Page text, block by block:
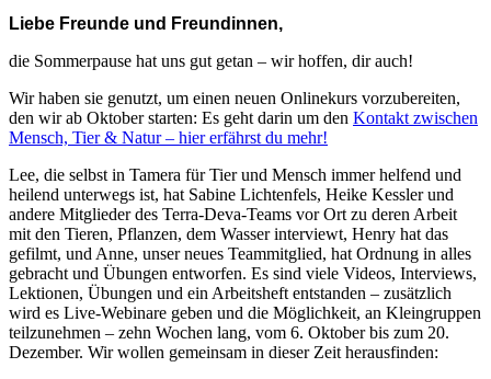
Liebe Freunde und Freundinnen,
die Sommerpause hat uns gut getan – wir hoffen, dir auch!
Wir haben sie genutzt, um einen neuen Onlinekurs vorzubereiten,
den wir ab Oktober starten: Es geht darin um den Kontakt zwischen
Mensch, Tier & Natur – hier erfährst du mehr!
Lee, die selbst in Tamera für Tier und Mensch immer helfend und
heilend unterwegs ist, hat Sabine Lichtenfels, Heike Kessler und
andere Mitglieder des Terra-Deva-Teams vor Ort zu deren Arbeit
mit den Tieren, Pflanzen, dem Wasser interviewt, Henry hat das
gefilmt, und Anne, unser neues Teammitglied, hat Ordnung in alles
gebracht und Übungen entworfen. Es sind viele Videos, Interviews,
Lektionen, Übungen und ein Arbeitsheft entstanden – zusätzlich
wird es Live-Webinare geben und die Möglichkeit, an Kleingruppen
teilzunehmen – zehn Wochen lang, vom 6. Oktober bis zum 20.
Dezember. Wir wollen gemeinsam in dieser Zeit herausfinden: